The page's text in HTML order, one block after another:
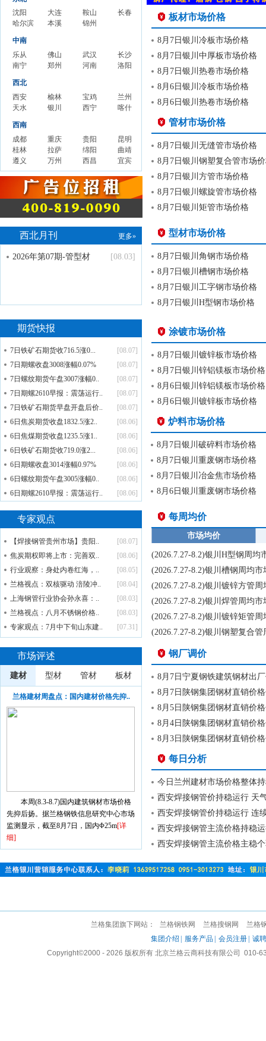
沈阳钢铁价格大连钢铁价格鞍山钢铁价格长春钢铁价格
哈尔滨钢铁价格本溪建筑钢材批量价格锦州建筑钢材批量价格
中南
乐从钢铁价格佛山钢铁价格武汉钢铁价格长沙钢铁价格
南宁钢铁价格郑州钢铁价格河南钢铁价格洛阳钢铁价格
西北
西安钢铁价格榆林建筑钢材批量价格
宝鸡钢铁价格兰州钢铁价格
天水建筑钢材批量价格
银川钢铁价格西宁钢铁价格喀什建筑钢材批量价格
西南
成都钢铁价格重庆钢铁价格贵阳钢铁价格昆明钢铁价格
桂林钢铁价格拉萨钢铁价格绵阳钢铁价格曲靖钢铁价格
遵义钢铁价格万州钢铁价格西昌钢铁价格宜宾钢铁价格
板材市场价格
8月7日银川冷板市场价格
8月7日银川中厚板市场价格
8月7日银川热卷市场价格
8月6日银川冷板市场价格
8月6日银川热卷市场价格
管材市场价格
8月7日银川无缝管市场价格
8月7日银川钢塑复合管市场
8月7日银川方管市场价格
8月7日银川螺旋管市场价格
8月7日银川矩管市场价格
更多»
西北月刊
[08.03]
2026年第07期-管型材
型材市场价格
8月7日银川角钢市场价格
8月7日银川槽钢市场价格
8月7日银川工字钢市场价格
8月7日银川H型钢市场价格
期货快报
[08.07]
7日铁矿石期货收716.5涨0...
[08.07]
7日期螺收盘3008涨幅0.07%
[08.07]
7日螺纹期货午盘3007涨幅0..
[08.07]
7日期螺2610早报：震荡运行..
[08.07]
7日铁矿石期货早盘开盘后价..
[08.06]
6日焦炭期货收盘1832.5涨2..
[08.06]
6日焦煤期货收盘1235.5涨1..
[08.06]
6日铁矿石期货收719.0涨2...
[08.06]
6日期螺收盘3014涨幅0.97%
[08.06]
6日螺纹期货午盘3005涨幅0..
[08.06]
6日期螺2610早报：震荡运行..
涂镀市场价格
8月7日银川镀锌板市场价格
8月7日银川锌铝镁板市场价格
8月6日银川锌铝镁板市场价格
8月6日银川镀锌板市场价格
炉料市场价格
8月7日银川破碎料市场价格
8月7日银川重废钢市场价格
8月7日银川冶金焦市场价格
8月6日银川重废钢市场价格
专家观点
[08.07]
【焊接钢管贵州市场】贵阳..
[08.06]
焦炭期权即将上市：完善双..
[08.05]
行业观察：身处内卷红海，..
[08.04]
兰格视点：双核驱动 涪陵冲..
[08.03]
上海钢管行业协会孙永喜：..
[08.03]
兰格视点：八月不锈钢价格..
[07.31]
专家观点：7月中下旬山东建..
每周均价
市场均价
(2026.7.27-8.2)银川H型钢周均
(2026.7.27-8.2)银川槽钢周均市
(2026.7.27-8.2)银川镀锌方管
(2026.7.27-8.2)银川焊管周均市
(2026.7.27-8.2)银川镀锌矩管
(2026.7.27-8.2)银川钢塑复合
市场评述
建材 型材 管材 板材
兰格建材周盘点：国内建材价格先抑..
本周(8.3-8.7)国内建筑钢材市场价格
先抑后扬。据兰格钢铁信息研究中心市场
监测显示，截至8月7日，国内Φ25m[详
细]
钢厂调价
8月7日宁夏钢铁建筑钢材出
8月7日陕钢集团钢材直销价
8月5日陕钢集团钢材直销价
8月4日陕钢集团钢材直销价
8月3日陕钢集团钢材直销价
每日分析
今日兰州建材市场价格整体
西安焊接钢管价持稳运行 天
西安焊接钢管价持稳运行 连
西安焊接钢管主流价格持稳
西安焊接钢管主流价格主稳